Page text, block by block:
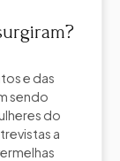
e das
sendo
do
a